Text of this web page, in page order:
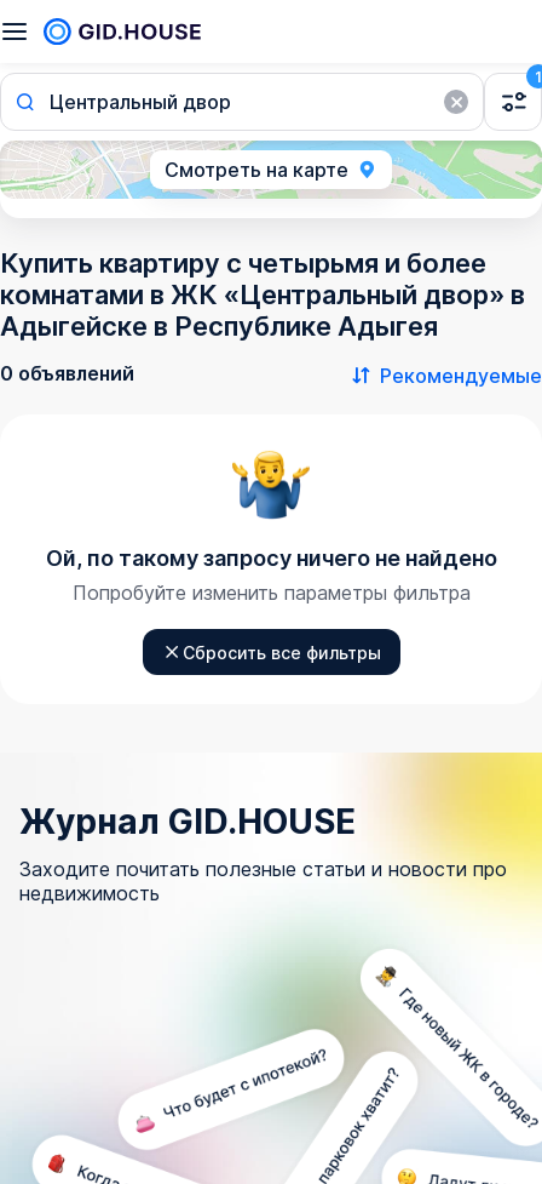
Центральный двор
1
Смотреть на карте
Купить квартиру с четырьмя и более
комнатами в ЖК «Центральный двор» в
Адыгейске в Республике Адыгея
0 объявлений Рекомендуемые
Ой, по такому запросу ничего не найдено
Попробуйте изменить параметры фильтра
Сбросить все фильтры
Журнал GID.HOUSE
Заходите почитать полезные статьи и новости про
недвижимость